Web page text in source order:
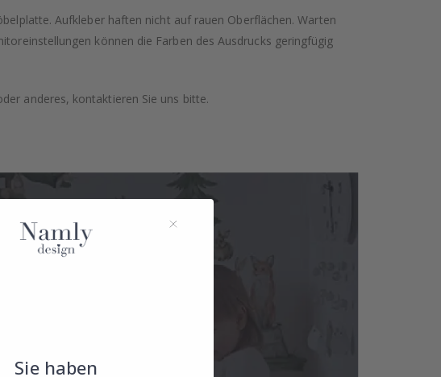
Aufkleber haften nicht auf rauen Oberflächen. Warten
können die Farben des Ausdrucks geringfügig
anderes, kontaktieren Sie uns bitte.
Sie haben